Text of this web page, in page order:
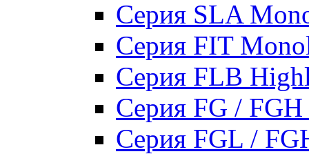
Серия SLA
Серия FIT
Серия FLB
Серия FG /
Серия FGL /